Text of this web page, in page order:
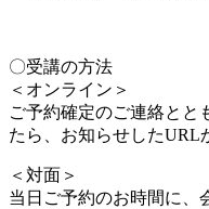
〇受講の方法
＜オンライン＞
ご予約確定のご連絡とと
たら、お知らせしたURL
＜対面＞
当日ご予約のお時間に、